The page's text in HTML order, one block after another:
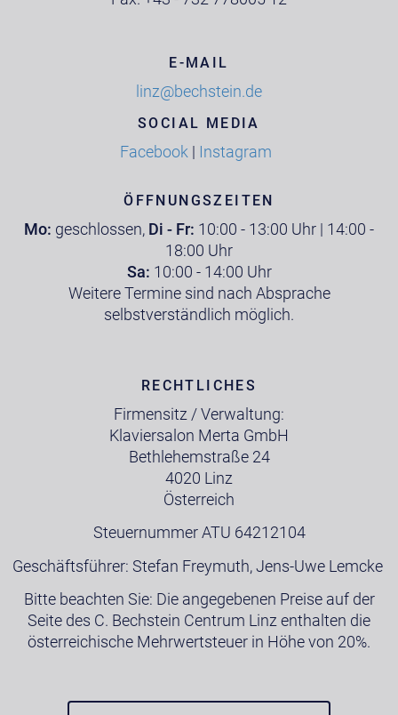
E-MAIL
linz@bechstein.de
SOCIAL MEDIA
Facebook | Instagram
ÖFFNUNGSZEITEN
Mo: geschlossen, Di - Fr: 10:00 - 13:00 Uhr | 14:00 -
18:00 Uhr
Sa: 10:00 - 14:00 Uhr
Weitere Termine sind nach Absprache
selbstverständlich möglich.
RECHTLICHES
Firmensitz / Verwaltung:
Klaviersalon Merta GmbH
Bethlehemstraße 24
4020 Linz
Österreich
Steuernummer ATU 64212104
Geschäftsführer: Stefan Freymuth, Jens-Uwe Lemcke
Bitte beachten Sie: Die angegebenen Preise auf der
Seite des C. Bechstein Centrum Linz enthalten die
österreichische Mehrwertsteuer in Höhe von 20%.